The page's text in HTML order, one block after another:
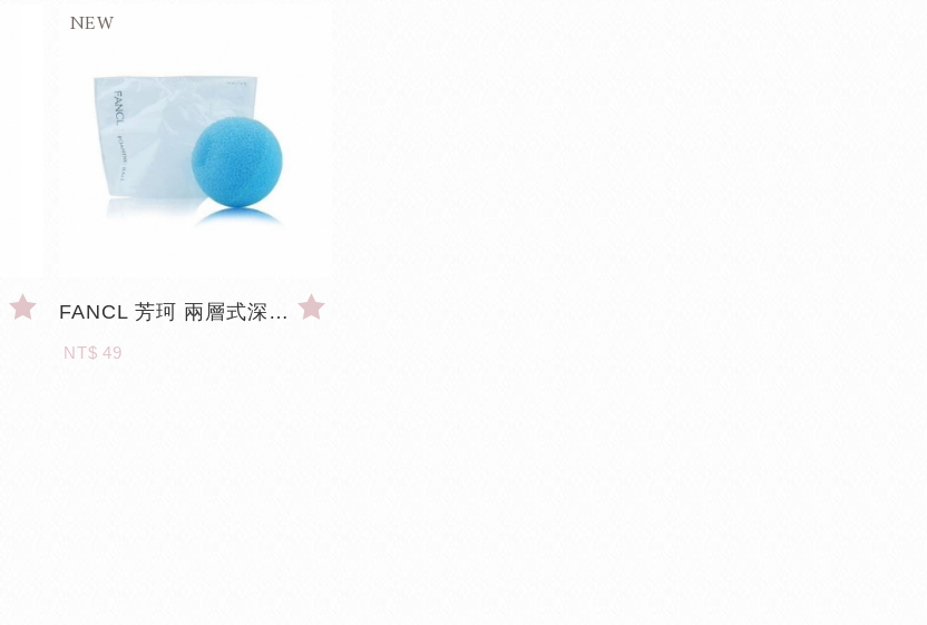
FANCL 芳珂 兩層式深層清潔起泡球 #淺藍色
NT$ 49